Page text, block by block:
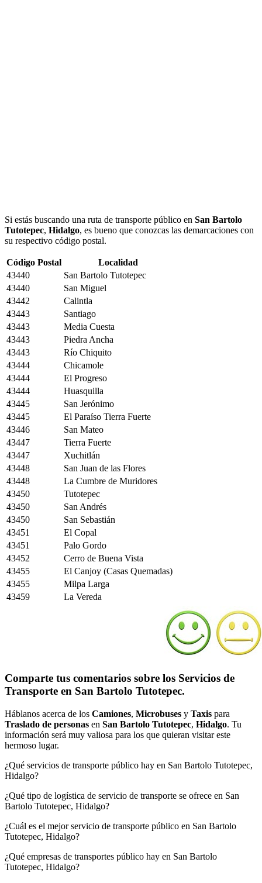
Si estás buscando una ruta de transporte público en San Bartolo
Tutotepec, Hidalgo, es bueno que conozcas las demarcaciones con
su respectivo código postal.
Código Postal
Localidad
43440
San Bartolo Tutotepec
43440
San Miguel
43442
Calintla
43443
Santiago
43443
Media Cuesta
43443
Piedra Ancha
43443
Río Chiquito
43444
Chicamole
43444
El Progreso
43444
Huasquilla
43445
San Jerónimo
43445
El Paraíso Tierra Fuerte
43446
San Mateo
43447
Tierra Fuerte
43447
Xuchitlán
43448
San Juan de las Flores
43448
La Cumbre de Muridores
43450
Tutotepec
43450
San Andrés
43450
San Sebastián
43451
El Copal
43451
Palo Gordo
43452
Cerro de Buena Vista
43455
El Canjoy (Casas Quemadas)
43455
Milpa Larga
43459
La Vereda
Comparte tus comentarios sobre los Servicios de
Transporte en San Bartolo Tutotepec.
Háblanos acerca de los Camiones, Microbuses y Taxis para
Traslado de personas en San Bartolo Tutotepec, Hidalgo. Tu
información será muy valiosa para los que quieran visitar este
hermoso lugar.
¿Qué servicios de transporte público hay en San Bartolo Tutotepec,
Hidalgo?
¿Qué tipo de logística de servicio de transporte se ofrece en San
Bartolo Tutotepec, Hidalgo?
¿Cuál es el mejor servicio de transporte público en San Bartolo
Tutotepec, Hidalgo?
¿Qué empresas de transportes público hay en San Bartolo
Tutotepec, Hidalgo?